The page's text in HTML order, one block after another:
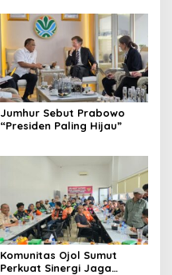
Jumhur Sebut Prabowo
“Presiden Paling Hijau”
Komunitas Ojol Sumut
Perkuat Sinergi Jaga